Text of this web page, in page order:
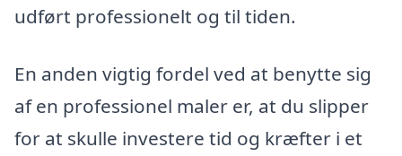
udført professionelt og til tiden.
En anden vigtig fordel ved at benytte sig
af en professionel maler er, at du slipper
for at skulle investere tid og kræfter i et